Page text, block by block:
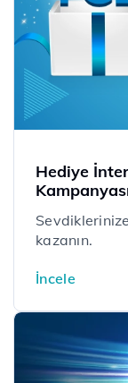
Hediye
kazanın.
İncele